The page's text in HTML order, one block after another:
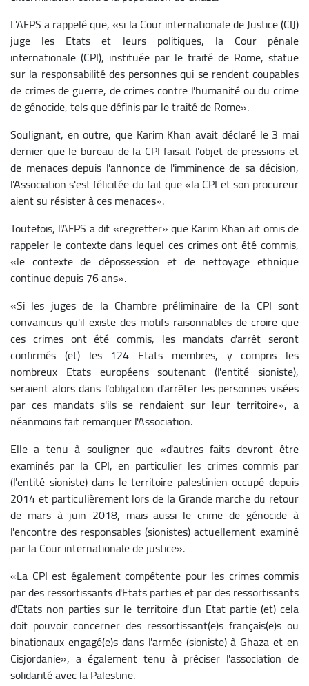
L'AFPS a rappelé que, «si la Cour internationale de Justice (CIJ)
juge les Etats et leurs politiques, la Cour pénale
internationale (CPI), instituée par le traité de Rome, statue
sur la responsabilité des personnes qui se rendent coupables
de crimes de guerre, de crimes contre l'humanité ou du crime
de génocide, tels que définis par le traité de Rome».
Soulignant, en outre, que Karim Khan avait déclaré le 3 mai
dernier que le bureau de la CPI faisait l'objet de pressions et
de menaces depuis l'annonce de l'imminence de sa décision,
l'Association s'est félicitée du fait que «la CPI et son procureur
aient su résister à ces menaces».
Toutefois, l'AFPS a dit «regretter» que Karim Khan ait omis de
rappeler le contexte dans lequel ces crimes ont été commis,
«le contexte de dépossession et de nettoyage ethnique
continue depuis 76 ans».
«Si les juges de la Chambre préliminaire de la CPI sont
convaincus qu'il existe des motifs raisonnables de croire que
ces crimes ont été commis, les mandats d'arrêt seront
confirmés (et) les 124 Etats membres, y compris les
nombreux Etats européens soutenant (l'entité sioniste),
seraient alors dans l'obligation d'arrêter les personnes visées
par ces mandats s'ils se rendaient sur leur territoire», a
néanmoins fait remarquer l'Association.
Elle a tenu à souligner que «d'autres faits devront être
examinés par la CPI, en particulier les crimes commis par
(l'entité sioniste) dans le territoire palestinien occupé depuis
2014 et particulièrement lors de la Grande marche du retour
de mars à juin 2018, mais aussi le crime de génocide à
l'encontre des responsables (sionistes) actuellement examiné
par la Cour internationale de justice».
«La CPI est également compétente pour les crimes commis
par des ressortissants d'Etats parties et par des ressortissants
d'Etats non parties sur le territoire d'un Etat partie (et) cela
doit pouvoir concerner des ressortissant(e)s français(e)s ou
binationaux engagé(e)s dans l'armée (sioniste) à Ghaza et en
Cisjordanie», a également tenu à préciser l'association de
solidarité avec la Palestine.